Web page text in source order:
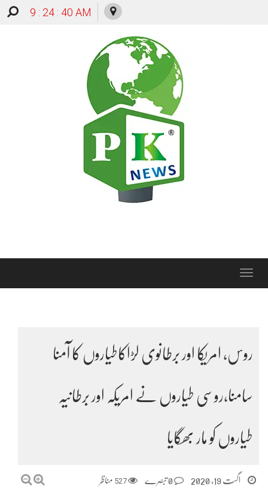
9 : 24 : 40 AM
Toggle
روس، امریکا اور برطانوی لڑاکاطیاروں کا آمنا
سامنا،روسی طیاروں نے امریکہ اور برطانیہ
طیاروں کو مار بھگایا
اگست 19, 2020 527 مناظر